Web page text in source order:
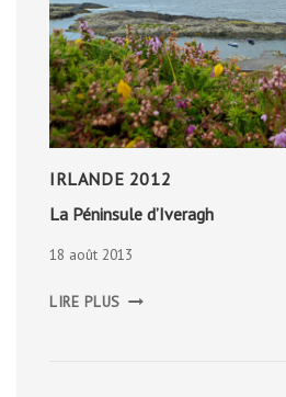
IRLANDE 2012
La Péninsule d’Iveragh
18 août 2013
LIRE PLUS PÉNINSULE